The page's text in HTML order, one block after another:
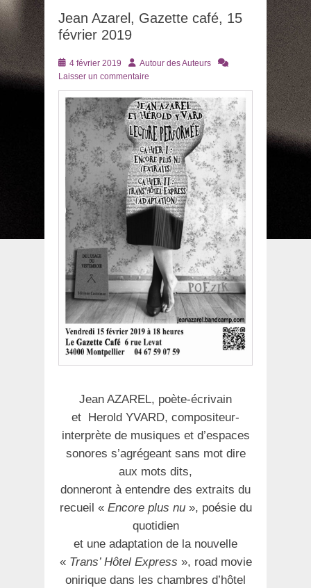
Jean Azarel, Gazette café, 15
février 2019
Posté
le
4 février 2019 AuteurAutour des Auteurs
Laisser un commentaire
Jean AZAREL, poète-écrivain
et Herold YVARD, compositeur-
interprète de musiques et d’espaces
sonores s’agrégeant sans mot dire
aux mots dits,
donneront à entendre des extraits du
recueil « Encore plus nu», poésie du
quotidien
et une adaptation de la nouvelle
« Trans’ Hôtel Express », road movie
onirique dans les chambres d’hôtel